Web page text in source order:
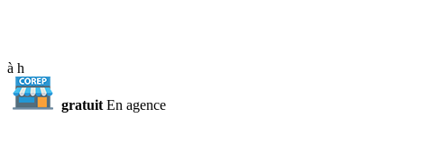
à h
gratuit En agence